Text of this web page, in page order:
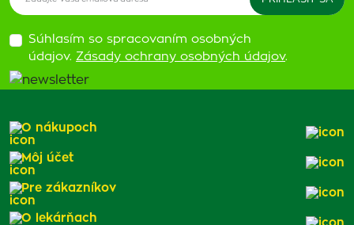
Súhlasím so spracovaním osobných
údajov. Zásady ochrany osobných údajov.
O nákupoch
Môj účet
Pre zákazníkov
O lekárňach